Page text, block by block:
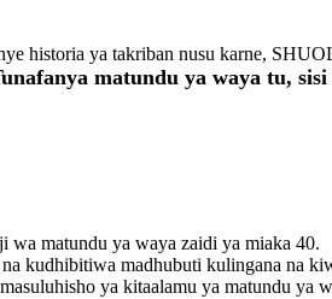
historia ya takriban nusu karne,
matundu ya waya tu,
wa matundu ya waya zaidi ya miaka 40.
kudhibitiwa madhubuti kulingana na
ya kitaalamu ya matundu ya